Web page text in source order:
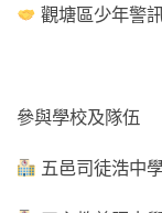
觀塘區少年警
參與學校及隊伍
五邑司徒浩中